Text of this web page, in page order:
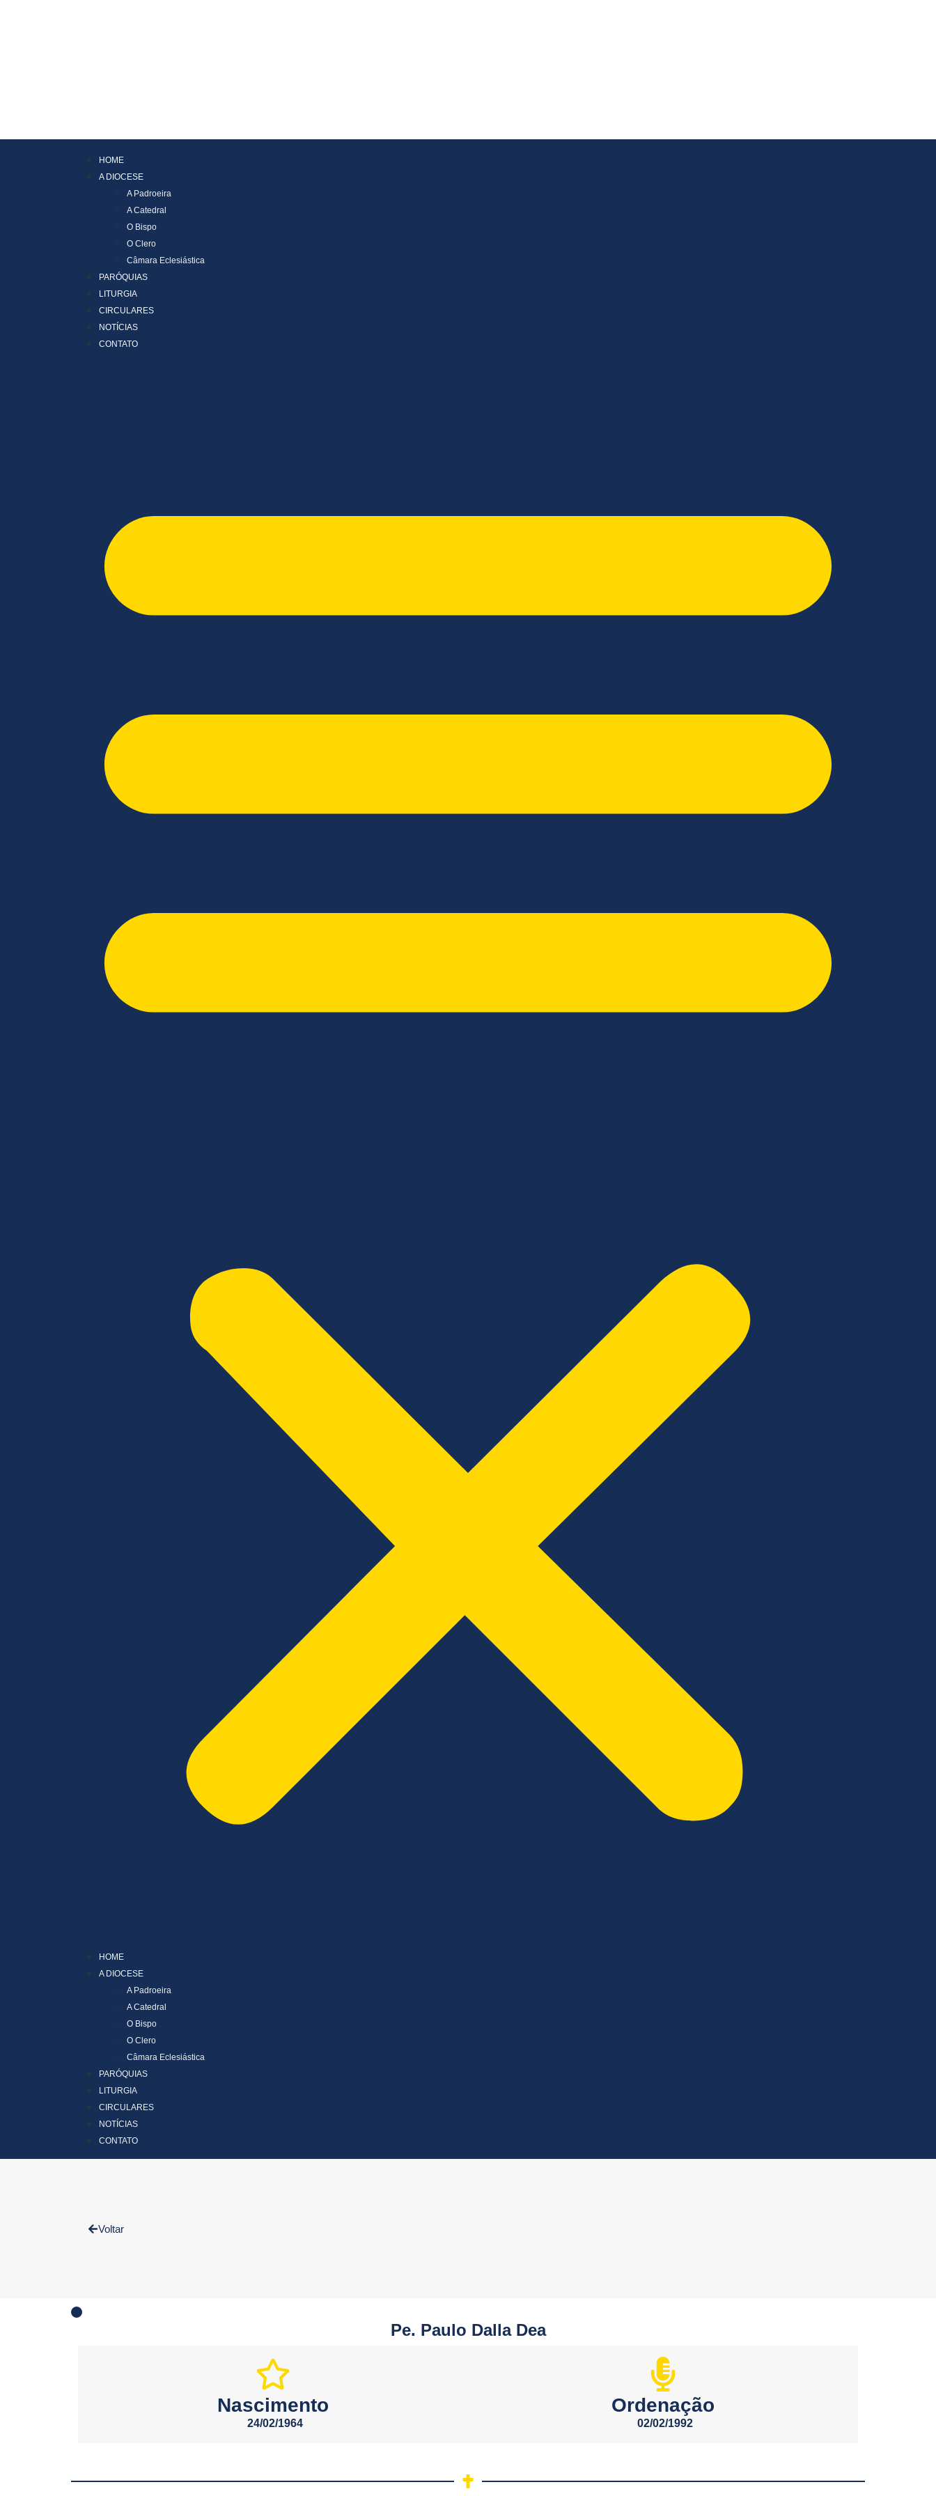
HOME
A DIOCESE
A Padroeira
A Catedral
O Bispo
O Clero
Câmara Eclesiástica
PARÓQUIAS
LITURGIA
CIRCULARES
NOTÍCIAS
CONTATO
HOME
A DIOCESE
A Padroeira
A Catedral
O Bispo
O Clero
Câmara Eclesiástica
PARÓQUIAS
LITURGIA
CIRCULARES
NOTÍCIAS
CONTATO
Voltar
Pe. Paulo Dalla Dea
Nascimento
24/02/1964
Ordenação
02/02/1992